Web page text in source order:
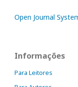
Open Journal
Informações
Para Leitores